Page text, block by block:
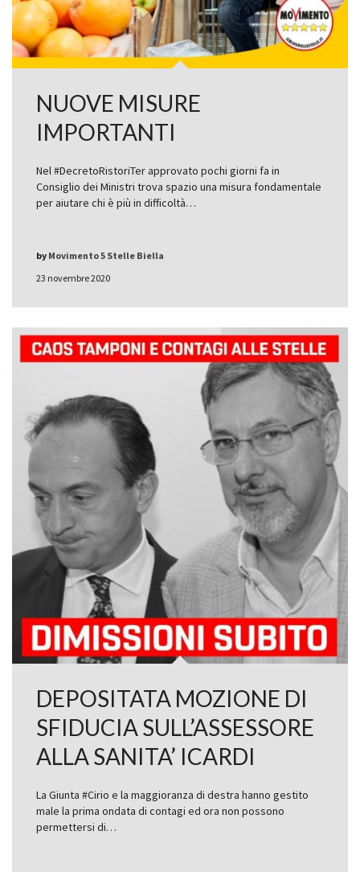
NUOVE MISURE
IMPORTANTI
Nel #DecretoRistoriTer approvato pochi giorni fa in
Consiglio dei Ministri trova spazio una misura fondamentale
per aiutare chi è più in difficoltà…
23 novembre 2020
by Movimento 5 Stelle Biella
DEPOSITATA MOZIONE DI
SFIDUCIA SULL’ASSESSORE
ALLA SANITA’ ICARDI
La Giunta #Cirio e la maggioranza di destra hanno gestito
male la prima ondata di contagi ed ora non possono
permettersi di…